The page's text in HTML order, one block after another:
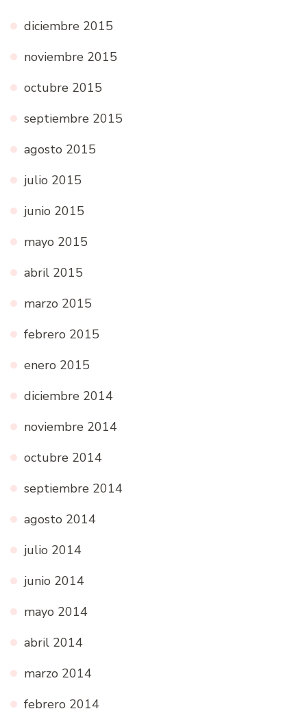
diciembre 2015
noviembre 2015
octubre 2015
septiembre 2015
agosto 2015
julio 2015
junio 2015
mayo 2015
abril 2015
marzo 2015
febrero 2015
enero 2015
diciembre 2014
noviembre 2014
octubre 2014
septiembre 2014
agosto 2014
julio 2014
junio 2014
mayo 2014
abril 2014
marzo 2014
febrero 2014